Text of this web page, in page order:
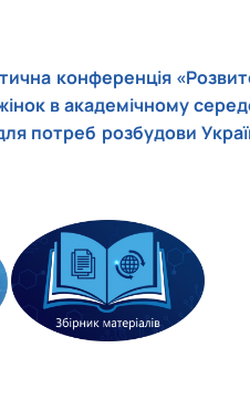
конференція
в академічному
потреб розбудови